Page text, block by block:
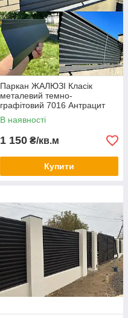
Паркан ЖАЛЮЗІ Класік
металевий темно-
графітовий 7016 Антрацит
тип "Classic" двосторонній
покриття
В наявності
1 150 ₴/кв.м
Купити